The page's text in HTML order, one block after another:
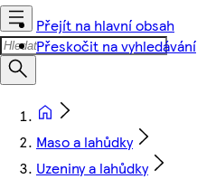
Přejít na hlavní obsah
Přeskočit na vyhledávání
Maso a lahůdky
Uzeniny a lahůdky